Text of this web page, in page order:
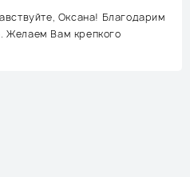
Оксана! Благодарим
Желаем Вам крепкого